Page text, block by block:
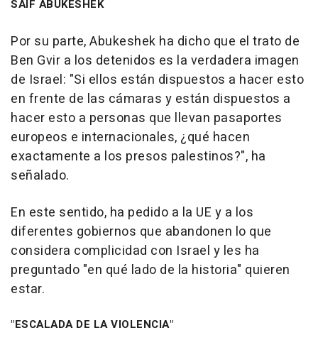
SAIF ABUKESHEK
Por su parte, Abukeshek ha dicho que el trato de
Ben Gvir a los detenidos es la verdadera imagen
de Israel: "Si ellos están dispuestos a hacer esto
en frente de las cámaras y están dispuestos a
hacer esto a personas que llevan pasaportes
europeos e internacionales, ¿qué hacen
exactamente a los presos palestinos?", ha
señalado.
En este sentido, ha pedido a la UE y a los
diferentes gobiernos que abandonen lo que
considera complicidad con Israel y les ha
preguntado "en qué lado de la historia" quieren
estar.
"ESCALADA DE LA VIOLENCIA"